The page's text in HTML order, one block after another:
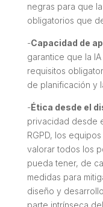
negras para que
obligatorios que
-Capacidad de
garantice que la
requisitos
de planificación y
-Ética desde el
privacidad desde
RGPD, los
valorar todos los
pueda tener, de
medidas para
diseño y
parte intrínseca